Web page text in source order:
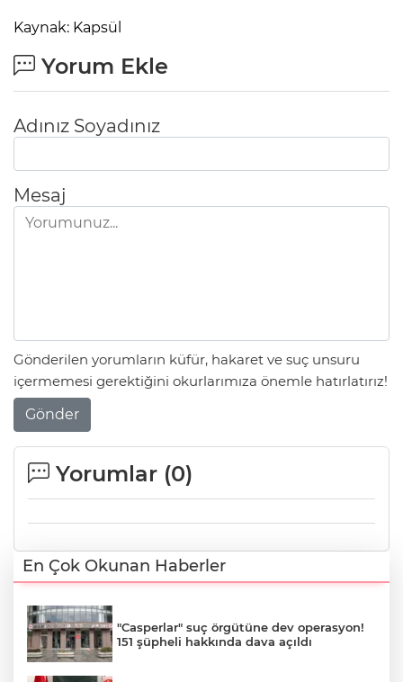
Kaynak: Kapsül
Yorum Ekle
Adınız Soyadınız
Mesaj
Gönderilen yorumların küfür, hakaret ve suç unsuru
içermemesi gerektiğini okurlarımıza önemle hatırlatırız!
Gönder
Yorumlar (0)
En Çok Okunan Haberler
"Casperlar" suç örgütüne dev operasyon!
151 şüpheli hakkında dava açıldı